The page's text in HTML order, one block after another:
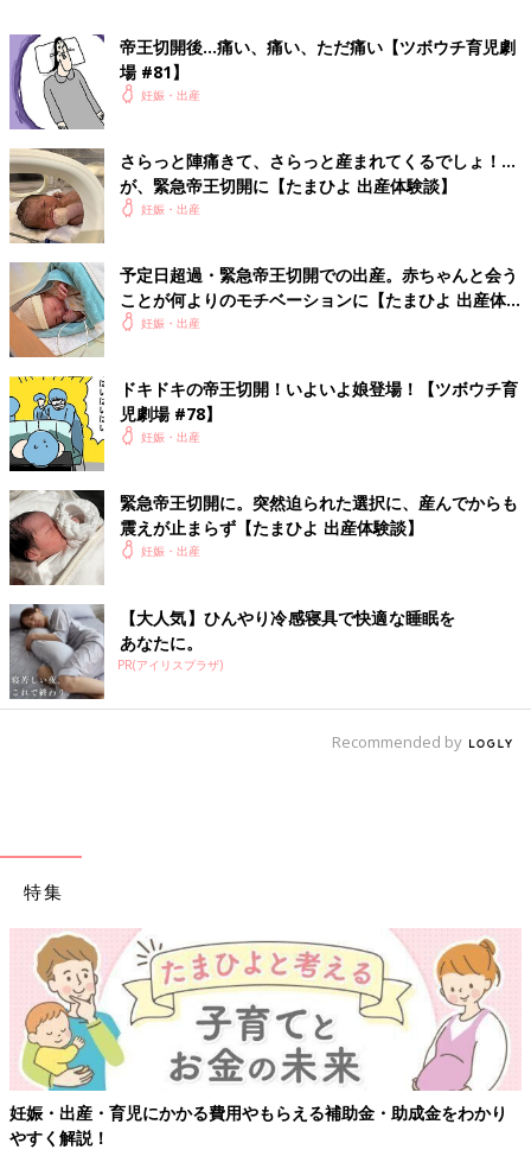
と感じることができました。長女の時の緊急帝王切開の際、普通
分娩を経験したかった…と落ち込んだ時期もありましたが、産み
方に関係なく、赤ちゃんが無事元気に生まれてくれたらそれが一
番大事であることを今回の出産でも再度実感しました。妊娠37週
目に体重2618ｇ、身長48.5cmで生まれた次女の予定帝王切開で
は、メリットにも目を向けられたことで安心して手術に臨むこと
ができ、良い経験ができたと思っています。
■その他のママライター体験談はこちら
[清野ともか＊プロフィール]
おてんばな2歳差2人姉妹の育児に奮闘中のママです。不妊治療の
末、授かった長女は緊急帝王切開、次女も予定帝王切開と予想外
の出産も経験しましたが、子どもたちは元気に成長中！ 私の経
験を皆様の情報のひとつとして届けられたらと思い、記事を書い
ています。
■関連：２回目でも怖い「帝王切開」！でも、計画的で余裕が持
てたベストな選択
※この記事は個人の体験記です。記事に掲載の画像はイメージで
す。
【医師監修】今や５人に1人が「帝王切
開」！？ 考えるべきはおなかの赤ちゃ
んの命のこと
帝王切開はだれもがなる可能性がある出産方法
全に産むための手段になります。「帝王切開」
は嫌だ、と思いつめたりせずに、大切なのは赤
ちゃんが無事に生まれることと視点を広げてみ
帝王切開後…痛い、痛い、ただ痛い【ツボウチ育児劇
場 #81】
妊娠・出産
さらっと陣痛きて、さらっと産まれてくるでしょ！…
が、緊急帝王切開に【たまひよ 出産体験談】
妊娠・出産
予定日超過・緊急帝王切開での出産。赤ちゃんと会う
ことが何よりのモチベーションに【たまひよ 出産体
験談】妊娠・出産
ドキドキの帝王切開！いよいよ娘登場！【ツボウチ育
児劇場 #78】
妊娠・出産
緊急帝王切開に。突然迫られた選択に、産んでからも
震えが止まらず【たまひよ 出産体験談】
妊娠・出産
【大人気】ひんやり冷感寝具で快適な睡眠を
あなたに。
PR(アイリスプラザ)
Recommended by
特集
妊娠・出産・育児にかかる費用やもらえる補助金・助成金をわかり
やすく解説！